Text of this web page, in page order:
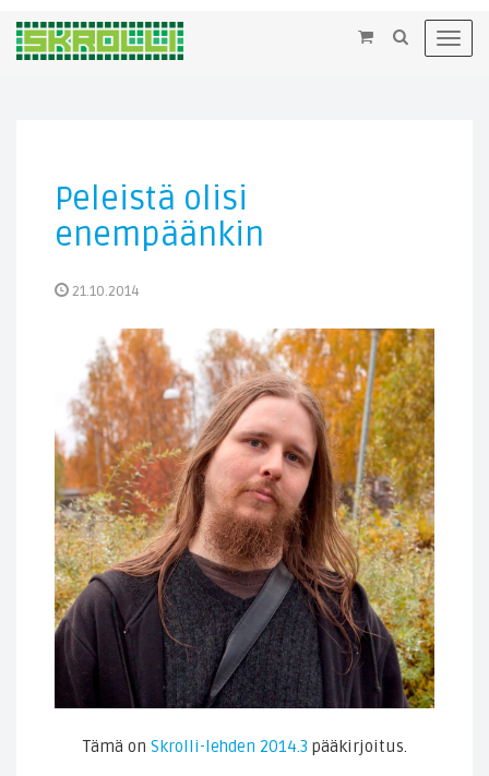
×
Peleistä olisi
enempäänkin
21.10.2014
Tämä on Skrolli-lehden 2014.3 pääkirjoitus.